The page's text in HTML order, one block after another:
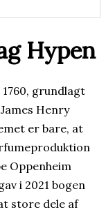
Hypen
grundlagt
Henry
er bare, at
Oppenheim
i 2021 bogen
store dele af